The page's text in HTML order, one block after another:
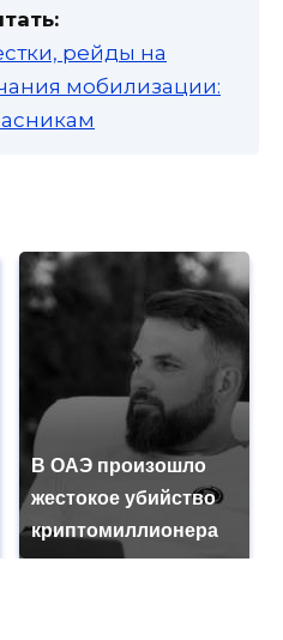
рейды на
мобилизации:
В ОАЭ произошло
жестокое убийство
криптомиллионера